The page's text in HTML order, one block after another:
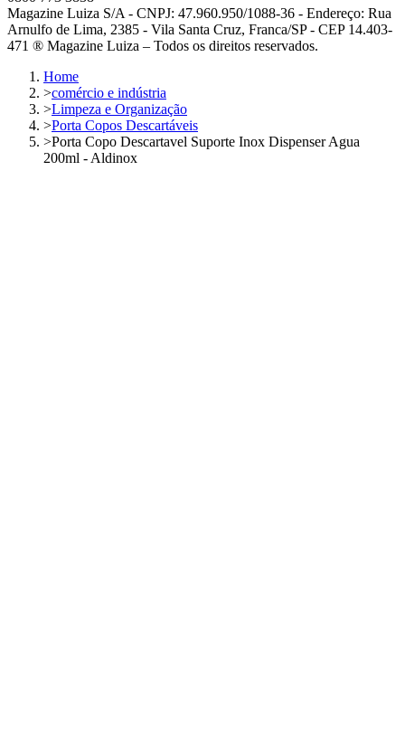
Magazine Luiza S/A - CNPJ: 47.960.950/1088-36 - Endereço: Rua
Arnulfo de Lima, 2385 - Vila Santa Cruz, Franca/SP - CEP 14.403-
471 ® Magazine Luiza – Todos os direitos reservados.
Home
>comércio e indústria
>Limpeza e Organização
>Porta Copos Descartáveis
>Porta Copo Descartavel Suporte Inox Dispenser Agua
200ml - Aldinox